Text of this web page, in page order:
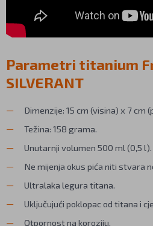
Parametri titanium
SILVERANT
Dimenzije: 15 cm (visina) x 7 cm
Težina: 158 grama.
Unutarnji volumen 500 ml (0,5 l).
Ne mijenja okus pića niti stvara
Ultralaka legura titana.
Uključujući poklopac od titana i
Otpornost na koroziju.